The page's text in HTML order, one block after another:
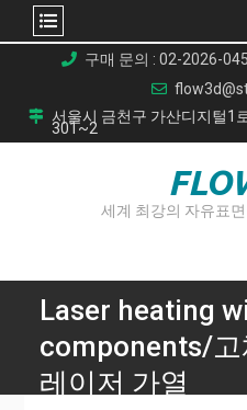
content
구매 문의 : 02-2026-
서울시 금천구 가산디지털1
301~2
세계 최강의 자유표
Laser heating
components/고
레이저 가열